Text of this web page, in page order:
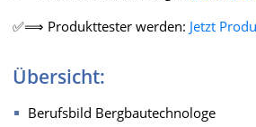
✅⟹ Produkttester werden: Jetzt
Übersicht:
Berufsbild Bergbautechnologe